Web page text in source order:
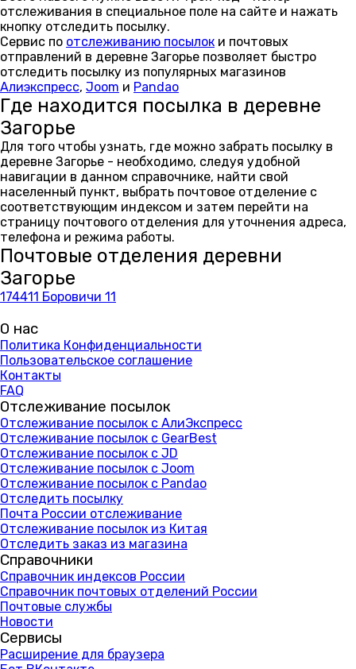
отслеживания в специальное поле на сайте и нажать
кнопку отследить посылку.
Сервис по отслеживанию посылок и почтовых
отправлений в деревне Загорье позволяет быстро
отследить посылку из популярных магазинов
Алиэкспресс, Joom и Pandao
Где находится посылка в деревне
Загорье
Для того чтобы узнать, где можно забрать посылку в
деревне Загорье - необходимо, следуя удобной
навигации в данном справочнике, найти свой
населенный пункт, выбрать почтовое отделение с
соответствующим индексом и затем перейти на
страницу почтового отделения для уточнения адреса,
телефона и режима работы.
Почтовые отделения деревни
Загорье
174411 Боровичи 11
О нас
Политика Конфиденциальности
Пользовательское соглашение
Контакты
FAQ
Отслеживание посылок
Отслеживание посылок с АлиЭкспресс
Отслеживание посылок с GearBest
Отслеживание посылок с JD
Отслеживание посылок с Joom
Отслеживание посылок с Pandao
Отследить посылку
Почта России отслеживание
Отслеживание посылок из Китая
Отследить заказ из магазина
Справочники
Справочник индексов России
Справочник почтовых отделений России
Почтовые службы
Новости
Сервисы
Расширение для браузера